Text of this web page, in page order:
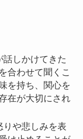
話しかけてきた
合わせて聞くこ
を持ち、関心を
在が大切にされ
りや悲しみを表